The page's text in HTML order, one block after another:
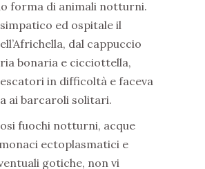
forma di animali notturni.
ed ospitale il
dal cappuccio
bonaria e cicciottella,
in difficoltà e faceva
ai barcaroli solitari.
fuochi notturni, acque
ectoplasmatici e
gotiche, non vi